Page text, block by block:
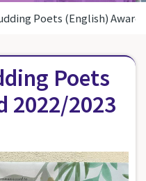
Poets (English) Award
Poets
2022/2023